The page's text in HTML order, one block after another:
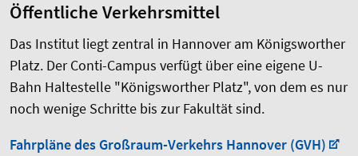
Öffentliche Verkehrsmittel
Das Institut liegt zentral in Hannover am Königsworther
Platz. Der Conti-Campus verfügt über eine eigene U-
Bahn Haltestelle "Königsworther Platz", von dem es nur
noch wenige Schritte bis zur Fakultät sind.
Fahrpläne des Großraum-Verkehrs Hannover (GVH)